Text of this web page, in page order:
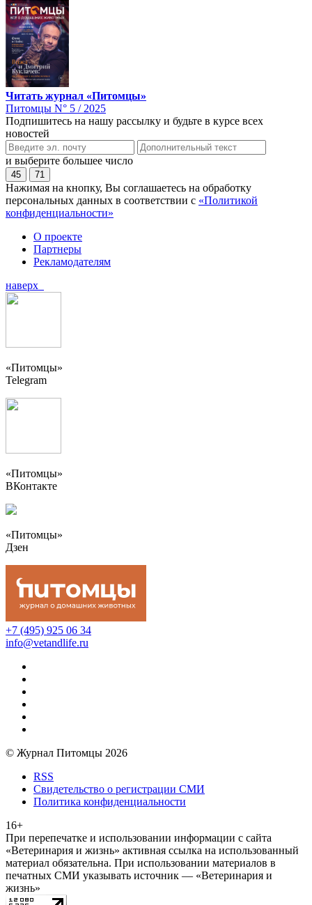
Читать журнал «Питомцы»
Питомцы N° 5 / 2025
Подпишитесь на нашу рассылку и будьте в курсе всех
новостей
и выберите большее число
45 71
Нажимая на кнопку, Вы соглашаетесь на обработку
персональных данных в соответствии с «Политикой
конфиденциальности»
О проекте
Партнеры
Рекламодателям
наверх
«Питомцы»
Telegram
«Питомцы»
ВКонтакте
«Питомцы»
Дзен
+7 (495) 925 06 34
info@vetandlife.ru
© Журнал Питомцы 2026
RSS
Свидетельство о регистрации СМИ
Политика конфиденциальности
16+
При перепечатке и использовании информации с сайта
«Ветеринария и жизнь» активная ссылка на использованный
материал обязательна. При использовании материалов в
печатных СМИ указывать источник — «Ветеринария и
жизнь»